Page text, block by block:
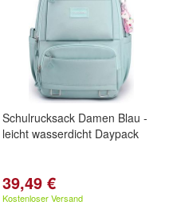
Schulrucksack Damen Blau -
leicht wasserdicht Daypack
39,49 €
Kostenloser Versand